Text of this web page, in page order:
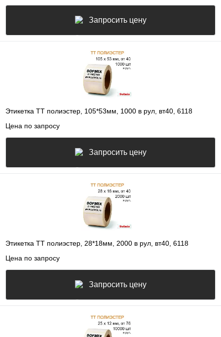
Запросить цену
Этикетка ТТ полиэстер, 105*53мм, 1000 в рул, вт40, 6118
Цена по запросу
Запросить цену
Этикетка ТТ полиэстер, 28*18мм, 2000 в рул, вт40, 6118
Цена по запросу
Запросить цену